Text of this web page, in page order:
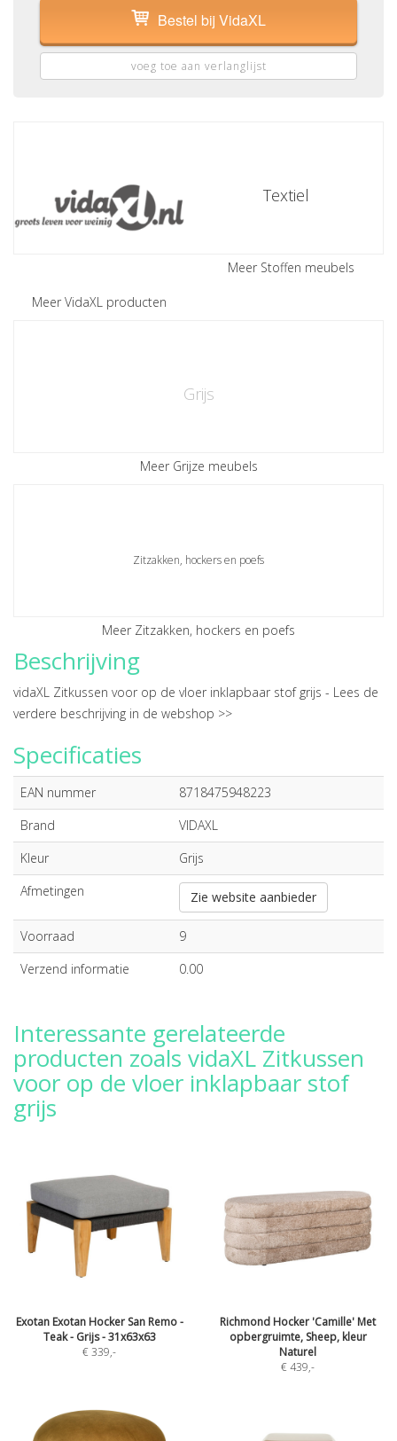
Bestel bij VidaXL
voeg toe aan verlanglijst
Meer VidaXL producten
Textiel
Meer Stoffen meubels
Grijs
Meer Grijze meubels
Zitzakken, hockers en poefs
Meer Zitzakken, hockers en poefs
Beschrijving
vidaXL Zitkussen voor op de vloer inklapbaar stof grijs - Lees de
verdere beschrijving in de webshop >>
Specificaties
EAN nummer
8718475948223
Brand
VIDAXL
Kleur
Grijs
Afmetingen
Zie website aanbieder
Voorraad
9
Verzend informatie
0.00
Interessante gerelateerde
producten zoals vidaXL Zitkussen
voor op de vloer inklapbaar stof
grijs
Exotan Exotan Hocker San Remo -
Teak - Grijs - 31x63x63
€ 339,-
Richmond Hocker 'Camille' Met
opbergruimte, Sheep, kleur
Naturel
€ 439,-